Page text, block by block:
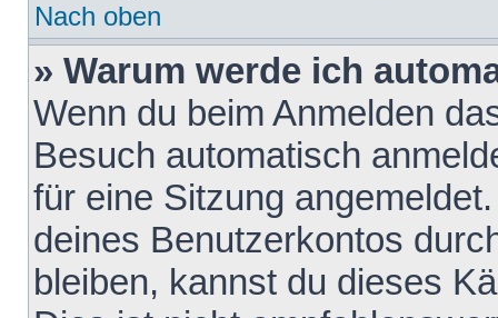
Nach oben
» Warum werde ich
Wenn du beim Anmelden
Besuch automatisch
für eine Sitzung
deines Benutzerkontos
bleiben, kannst du dieses